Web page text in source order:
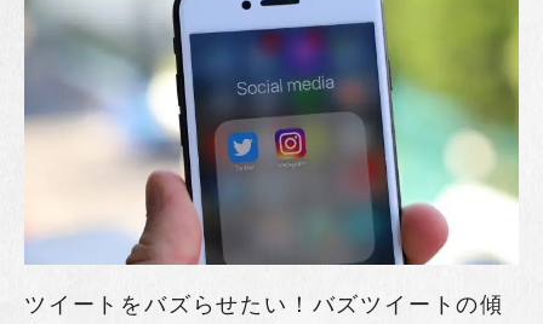
ツイートをバズらせたい！バズツイートの傾